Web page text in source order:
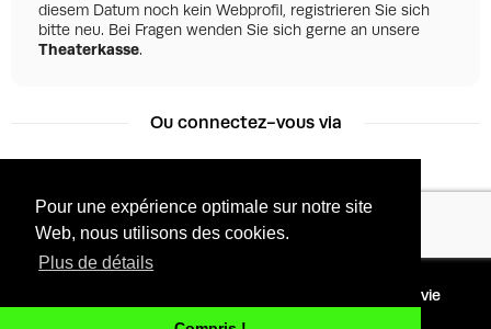
Pour une expérience optimale sur notre site
Web, nous utilisons des cookies.
Plus de détails
diesem Datum noch kein Webprofil, registrieren Sie sich
bitte neu. Bei Fragen wenden Sie sich gerne an unsere
Theaterkasse.
Ou connectez-vous via
Facebook
Tixly
Protection de la vie